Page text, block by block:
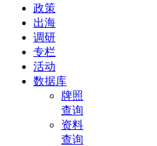
政策
出海
调研
专栏
活动
数据库
牌照
查询
资料
查询